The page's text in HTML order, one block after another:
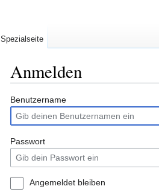
Anmelden
Zur
Navigation
springen
Zur
Suche
springen
Benutzername
Passwort
Angemeldet bleiben
Spezialseite